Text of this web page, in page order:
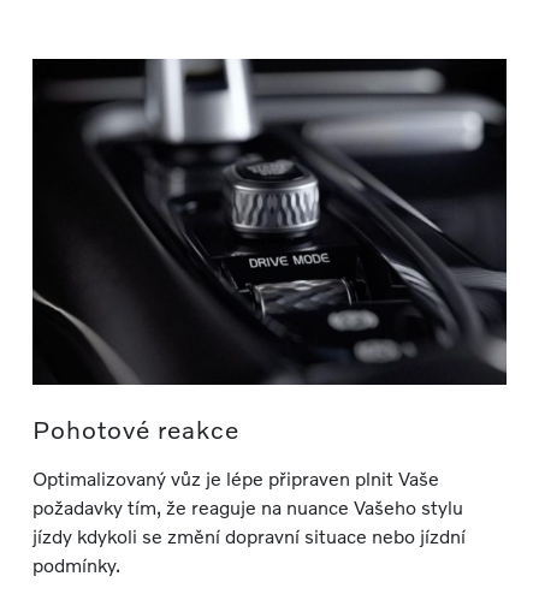
Pohotové reakce
Optimalizovaný vůz je lépe připraven plnit Vaše
požadavky tím, že reaguje na nuance Vašeho stylu
jízdy kdykoli se změní dopravní situace nebo jízdní
podmínky.